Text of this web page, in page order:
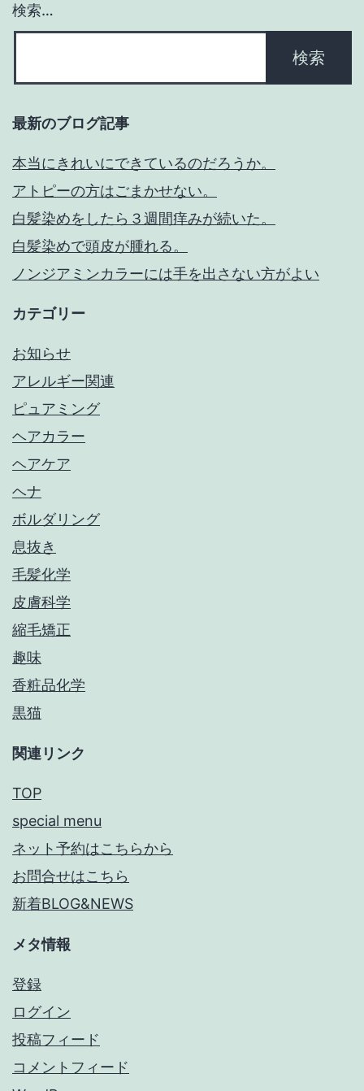
検索…
最新のブログ記事
本当にきれいにできているのだろうか。
アトピーの方はごまかせない。
白髪染めをしたら３週間痒みが続いた。
白髪染めで頭皮が腫れる。
ノンジアミンカラーには手を出さない方がよい
カテゴリー
お知らせ
アレルギー関連
ピュアミング
ヘアカラー
ヘアケア
ヘナ
ボルダリング
息抜き
毛髪化学
皮膚科学
縮毛矯正
趣味
香粧品化学
黒猫
関連リンク
TOP
special menu
ネット予約はこちらから
お問合せはこちら
新着BLOG&NEWS
メタ情報
登録
ログイン
投稿フィード
コメントフィード